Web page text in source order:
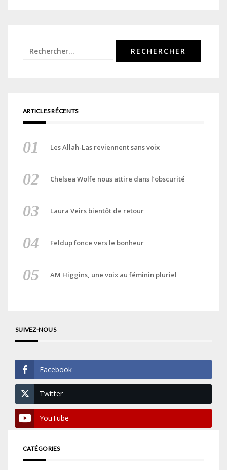
Rechercher :
ARTICLES RÉCENTS
Les Allah-Las reviennent sans voix
Chelsea Wolfe nous attire dans l’obscurité
Laura Veirs bientôt de retour
Feldup fonce vers le bonheur
AM Higgins, une voix au féminin pluriel
SUIVEZ-NOUS
Facebook
Twitter
YouTube
CATÉGORIES